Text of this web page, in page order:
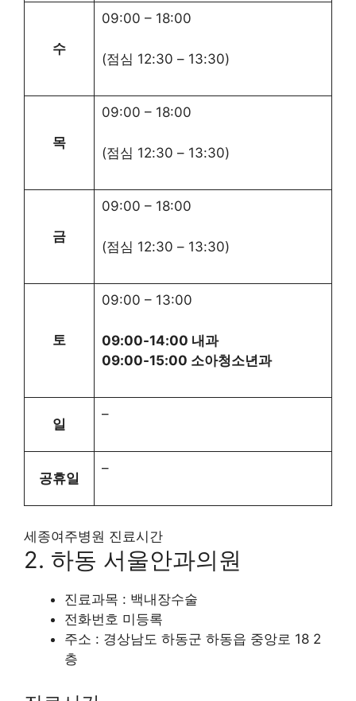
수
09:00 – 18:00
(점심 12:30 – 13:30)
목
09:00 – 18:00
(점심 12:30 – 13:30)
금
09:00 – 18:00
(점심 12:30 – 13:30)
토
09:00 – 13:00
09:00-14:00 내과
09:00-15:00 소아청소년과
일
–
공휴일
–
세종여주병원 진료시간
2. 하동 서울안과의원
진료과목 : 백내장수술
전화번호 미등록
주소 : 경상남도 하동군 하동읍 중앙로 18 2
층